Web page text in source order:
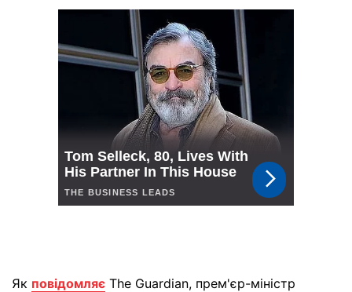
Як повідомляє The Guardian, прем'єр-міністр